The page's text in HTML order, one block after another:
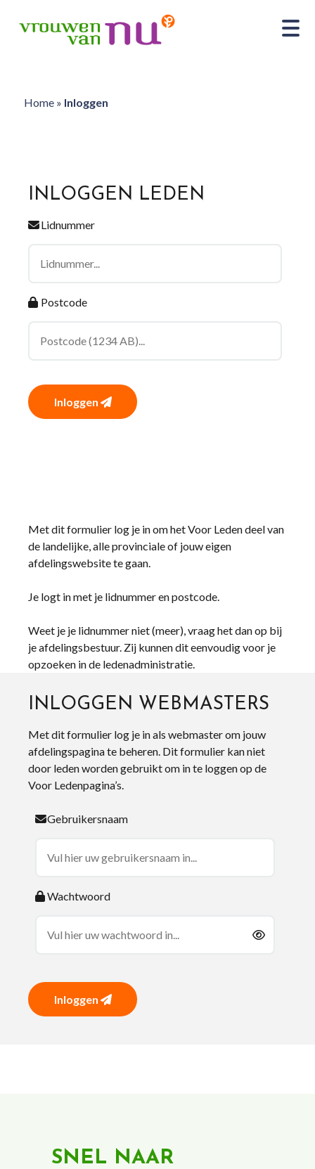
Home» Inloggen
INLOGGEN LEDEN
Lidnummer
Postcode
Inloggen
Met dit formulier log je in om het Voor Leden deel van
de landelijke, alle provinciale of jouw eigen
afdelingswebsite te gaan.
Je logt in met je lidnummer en postcode.
Weet je je lidnummer niet (meer), vraag het dan op bij
je afdelingsbestuur. Zij kunnen dit eenvoudig voor je
opzoeken in de ledenadministratie.
INLOGGEN WEBMASTERS
Met dit formulier log je in als webmaster om jouw
afdelingspagina te beheren. Dit formulier kan niet
door leden worden gebruikt om in te loggen op de
Voor Ledenpagina’s.
Gebruikersnaam
Wachtwoord
Inloggen
SNEL NAAR